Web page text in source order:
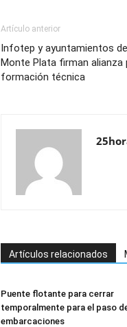
Artículo anterior
Infotep y ayuntamientos
Monte Plata firman alianza
formación técnica
Artículos relacionados
Puente flotante para cerrar
temporalmente para el paso
embarcaciones